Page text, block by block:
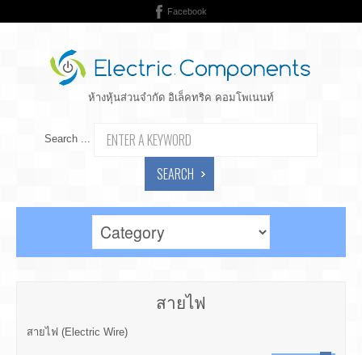
Facebook
ห้างหุ้นส่วนจำกัด อิเล็คทริค คอมโพเนนท์
Search ...
SEARCH
สายไฟ
สายไฟ (Electric Wire)